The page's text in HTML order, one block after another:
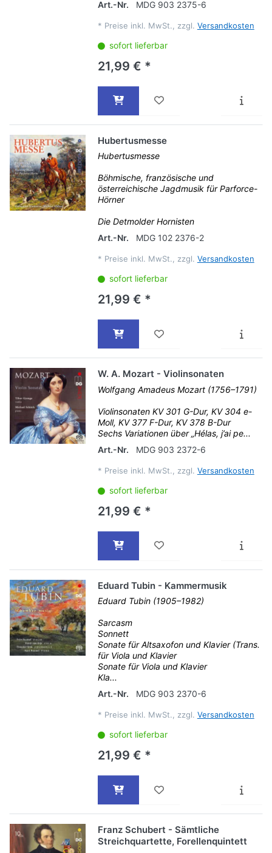
Art.-Nr.
MDG 903 2375-6
* Preise inkl. MwSt., zzgl. Versandkosten
sofort lieferbar
21,99 € *
Hubertusmesse
Hubertusmesse
Böhmische, französische und
österreichische Jagdmusik für Parforce-
Hörner
Die Detmolder Hornisten
Art.-Nr.
MDG 102 2376-2
* Preise inkl. MwSt., zzgl. Versandkosten
sofort lieferbar
21,99 € *
W. A. Mozart - Violinsonaten
Wolfgang Amadeus Mozart (1756–1791)
Violinsonaten KV 301 G-Dur, KV 304 e-
Moll, KV 377 F-Dur, KV 378 B-Dur
Sechs Variationen über „Hélas, j’ai pe...
Art.-Nr.
MDG 903 2372-6
* Preise inkl. MwSt., zzgl. Versandkosten
sofort lieferbar
21,99 € *
Eduard Tubin - Kammermusik
Eduard Tubin (1905–1982)
Sarcasm
Sonnett
Sonate für Altsaxofon und Klavier (Trans.
für Viola und Klavier
Sonate für Viola und Klavier
Kla...
Art.-Nr.
MDG 903 2370-6
* Preise inkl. MwSt., zzgl. Versandkosten
sofort lieferbar
21,99 € *
Franz Schubert - Sämtliche
Streichquartette, Forellenquintett